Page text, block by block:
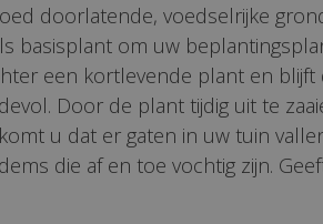
doorlatende, voedselrijke
basisplant om uw
een kortlevende plant en blijft
Door de plant tijdig uit te
u dat er gaten in uw tuin
die af en toe vochtig zijn.